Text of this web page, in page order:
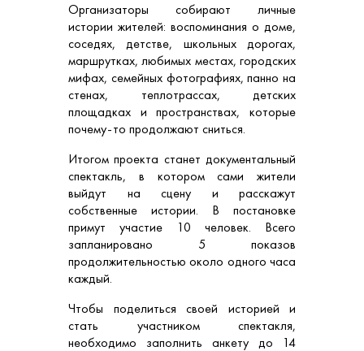
Организаторы собирают личные
истории жителей: воспоминания о доме,
соседях, детстве, школьных дорогах,
маршрутках, любимых местах, городских
мифах, семейных фотографиях, панно на
стенах, теплотрассах, детских
площадках и пространствах, которые
почему-то продолжают сниться.
Итогом проекта станет документальный
спектакль, в котором сами жители
выйдут на сцену и расскажут
собственные истории. В постановке
примут участие 10 человек. Всего
запланировано 5 показов
продолжительностью около одного часа
каждый.
Чтобы поделиться своей историей и
стать участником спектакля,
необходимо заполнить анкету до 14